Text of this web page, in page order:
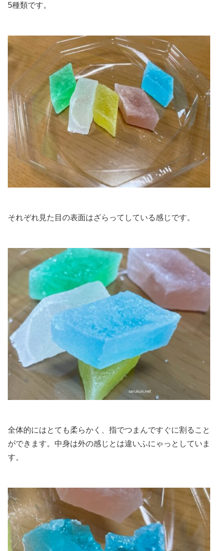
5種類です。
それぞれ見た目の表面はざらってしている感じです。
全体的にはとても柔らかく、指でつまんですぐに割ること
ができます。中身は外の感じとは違いふにゃっとしていま
す。